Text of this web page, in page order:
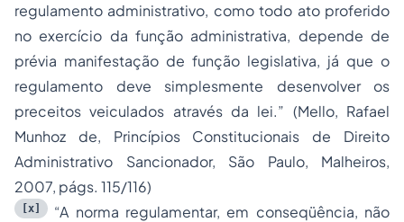
regulamento administrativo, como todo ato proferido
no exercício da função administrativa, depende de
prévia manifestação de função legislativa, já que o
regulamento deve simplesmente desenvolver os
preceitos veiculados através da lei.” (Mello, Rafael
Munhoz de, Princípios Constitucionais de Direito
Administrativo Sancionador, São Paulo, Malheiros,
2007, págs. 115/116)
[x]
“A norma regulamentar, em conseqüência, não